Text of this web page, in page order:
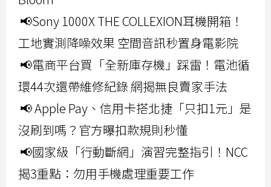
📢Sony 1000X THE COLLEXION耳機開箱！
工地實測降噪效果 空間音訊秒置身電影院
📢電商平台買「全新庫存機」踩雷！電池循
環44次還帶維修紀錄 網揭無良賣家手法
📢 Apple Pay、信用卡搭北捷「只扣1元」是
沒刷到嗎？官方曝扣款規則秒懂
📢國家級「行動斷網」演習完整指引！NCC
揭3重點：勿用手機處理重要工作